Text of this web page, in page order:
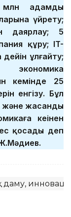
адамды
үйрету;
даярлау; 5
құру; IT-
ұлғайту;
экономика
кемінде 25
енгізу. Бұл
және жасанды
кеңінен
қосады деп
даму,